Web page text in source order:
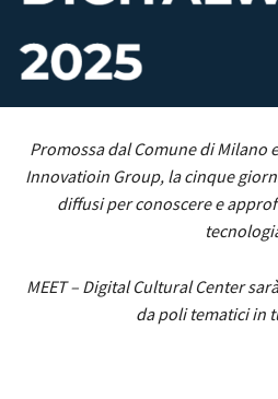
Promossa dal Comune di Milano
Innovatioin Group, la cinque
diffusi per conoscere e
MEET – Digital Cultural Center
da poli tematici in